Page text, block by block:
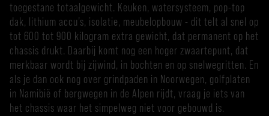
toegestane totaalgewicht. Keuken, watersysteem, pop-top
dak, lithium accu’s, isolatie, meubelopbouw - dit telt al snel op
tot 600 tot 900 kilogram extra gewicht, dat permanent op het
chassis drukt. Daarbij komt nog een hoger zwaartepunt, dat
merkbaar wordt bij zijwind, in bochten en op snelwegritten. En
als je dan ook nog over grindpaden in Noorwegen, golfplaten
in Namibië of bergwegen in de Alpen rijdt, vraag je iets van
het chassis waar het simpelweg niet voor gebouwd is.